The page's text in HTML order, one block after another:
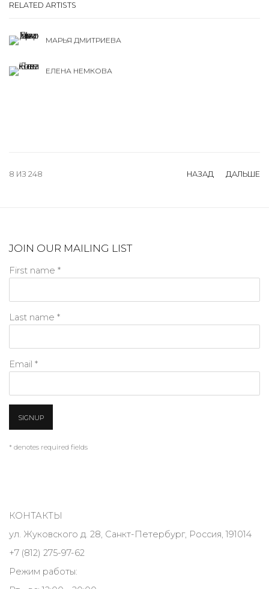
RELATED ARTISTS
МАРЬЯ ДМИТРИЕВА
ЕЛЕНА НЕМКОВА
НАЗАД ДАЛЬШЕ
8 ИЗ 248
JOIN OUR MAILING LIST
First name *
Last name *
Email *
SIGNUP
* denotes required fields
КОНТАКТЫ
ул. Жуковского д. 28, Санкт-Петербург, Россия, 191014
+7 (812) 275-97-62
Режим работы: